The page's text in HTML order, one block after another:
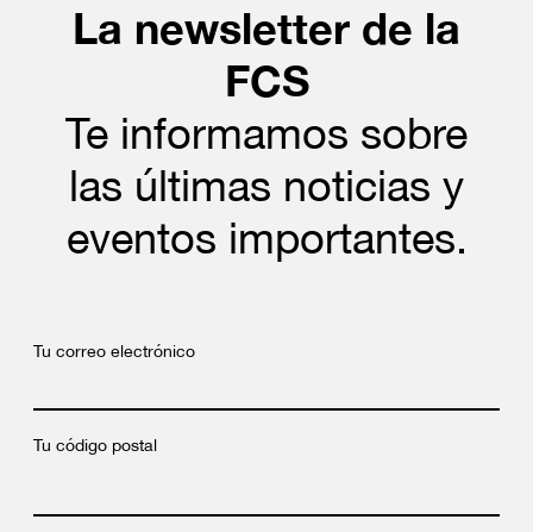
La newsletter de la
FCS
Te informamos sobre
las últimas noticias y
eventos importantes.
Tu correo electrónico
Tu código postal